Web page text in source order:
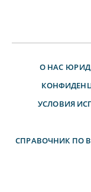
О НАС
УСЛОВИЯ
СПРАВОЧНИК ПО